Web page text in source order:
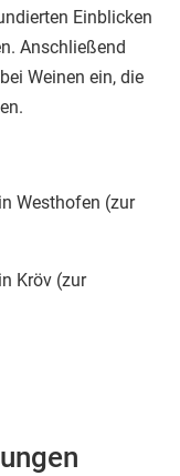
Einblicken
Anschließend
Weinen ein, die
Westhofen (zur
Kröv (zur